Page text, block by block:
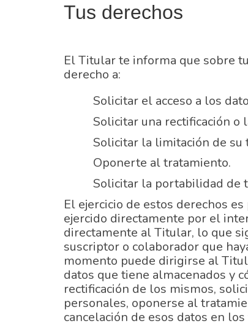
Tus derechos
El Titular te informa que sobre
derecho a:
Solicitar el acceso a los
Solicitar una rectificación o
Solicitar la limitación de su
Oponerte al tratamiento.
Solicitar la portabilidad de
El ejercicio de estos derechos
ejercido directamente por el
directamente al Titular, lo que
suscriptor o colaborador que
momento puede dirigirse al
datos que tiene almacenados y
rectificación de los mismos,
personales, oponerse al
cancelación de esos datos en